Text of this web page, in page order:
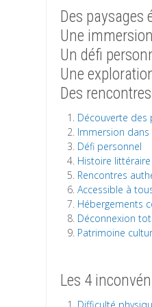
Des
Une
Un défi
Une
Des
Découverte des
Immersion dans
Défi personnel
Histoire littéraire
Rencontres
Accessible à
Hébergements
Déconnexion
Patrimoine
Les 4